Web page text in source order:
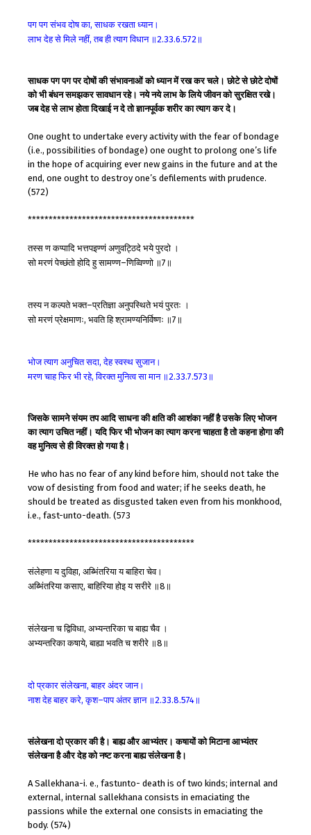
पगपगसंभवदोषका,साधकरखताध्यान।
लाभदेहसेमिलेनहीं,तबहीत्यागविधान ॥2.33.6.572 ॥
साधक पग पग पर दोषों की संभावनाओं को ध्यान में रख कर चले। छोटे से छोटे दोषों
को भी बंधन समझकर सावधान रहे। नये नये लाभ के लिये जीवन को सुरक्षित रखे।
जब देह से लाभ होता दिखाई न दे तो ज्ञानपूर्वक शरीर का त्याग कर दे।
One ought to undertake every activity with the fear of bondage
(i.e., possibilities of bondage) one ought to prolong one’s life
in the hope of acquiring ever new gains in the future and at the
end, one ought to destroy one’s defilements with prudence.
(572)
****************************************
तस्सणकप्पादिभत्तपइण्णंअणुवट्ठिदेभयेपुरदो ।
सोमरणंपेच्छंतोहोदिहुसामण्ण–णिव्विण्णो ॥7 ॥
तस्यनकल्पतेभक्त–प्रतिज्ञाअनुपस्थितेभयंपुरतः ।
सोमरणंप्रेक्षमाणः, भवतिहिश्रामण्यनिर्विष्णः ॥7 ॥
भोजत्यागअनुचितसदा,देहस्वस्थसुजान।
मरणचाहफिरभीरहे,विरक्तमुनित्वसामान ॥2.33.7.573 ॥
जिसके सामने संयम तप आदि साधना की क्षति की आशंका नहीं है उसके लिए भोजन
का त्याग उचित नहीं। यदि फिर भी भोजन का त्याग करना चाहता है तो कहना होगा की
वह मुनित्व से ही विरक्त हो गया है।
He who has no fear of any kind before him, should not take the
vow of desisting from food and water; if he seeks death, he
should be treated as disgusted taken even from his monkhood,
i.e., fast-unto-death. (573
****************************************
संलेहणायदुविहा, अब्भिंतरियायबाहिराचेव।
अब्भिंतरियाकसाए,बाहिरियाहोइयसरीरे ॥8 ॥
संलेखनाचद्विविधा, अभ्यन्तरिकाचबाह्यचैव ।
अभ्यन्तरिकाकषाये,बाह्याभवतिचशरीरे ॥8 ॥
दोप्रकारसंलेखना,बाहरअंदरजान।
नाशदेहबाहरकरे,कृश–पापअंतरज्ञान ॥2.33.8.574 ॥
संलेखना दो प्रकार की है। बाह्य और आभ्यंतर। कषायों को मिटाना आभ्यंतर
संलेखना है और देह को नष्ट करना बाह्य संलेखना है।
A Sallekhana-i. e., fastunto- death is of two kinds; internal and
external, internal sallekhana consists in emaciating the
passions while the external one consists in emaciating the
body. (574)